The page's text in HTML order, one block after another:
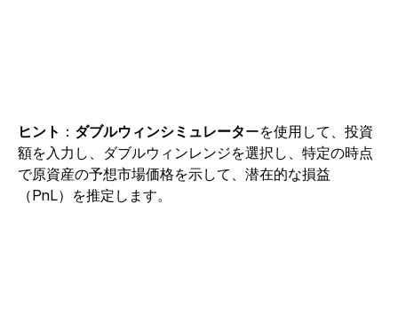
ヒント ： ダブルウィンシミュレーターを使用して、投資
額を入力し、ダブルウィンレンジを選択し、特定の時点
で原資産の予想市場価格を示して、潜在的な損益
（PnL）を推定します。